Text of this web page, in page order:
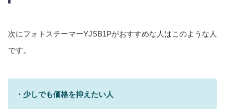
次にフォトスチーマーYJSB1Pがおすすめな人はこのような人
です。
・少しでも価格を抑えたい人